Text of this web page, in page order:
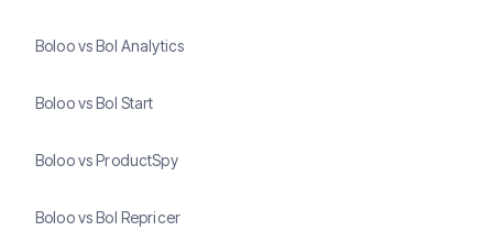
Boloo vs Bol Analytics
Boloo vs Bol Start
Boloo vs ProductSpy
Boloo vs Bol Repricer